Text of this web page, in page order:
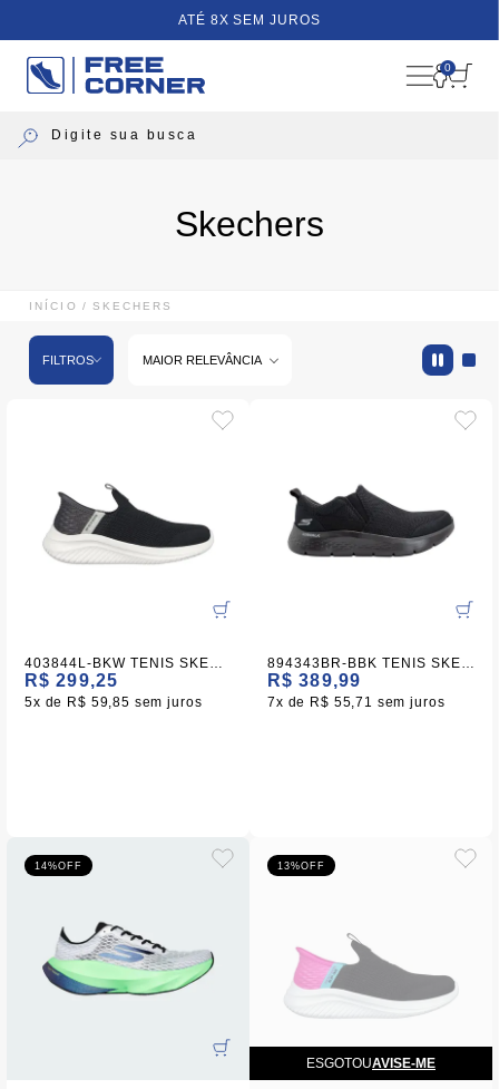
ATÉ 8X SEM JUROS
0
Skechers
INÍCIO SKECHERS
FILTROS MAIOR RELEVÂNCIA
403844L-BKW TENIS SKECHERS ULTRA FLEX 3.0-SMOOTH STEP S1-24 - 34
R$ 299,25
5x R$ 59,85 sem juros
894343BR-BBK TENIS SKECHERS GO WALK FLEX S2-24 - 44
R$ 389,99
7x R$ 55,71 sem juros
14%OFF 13%OFF
ESGOTOUAVISE-ME